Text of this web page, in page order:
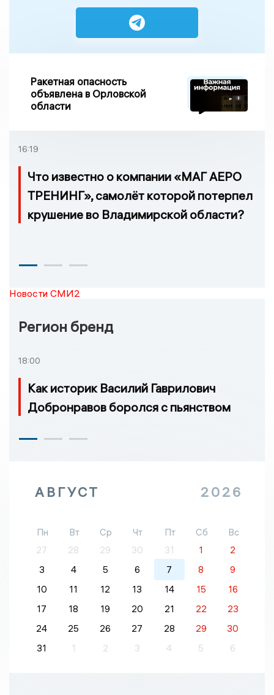
Ракетная опасность
объявлена в Орловской
области
16:19
Что известно о компании «МАГ АЕРО
ТРЕНИНГ», самолёт которой потерпел
крушение во Владимирской области?
Новости СМИ2
Регион бренд
18:00
Как историк Василий Гаврилович
Добронравов боролся с пьянством
АВГУСТ 2026
Пн Вт Ср Чт Пт Сб
Вс
27
28 29 30 31 1
2
3
4 5 6 7 8
9
10
11 12 13 14 15
16
17
18 19 20 21 22
23
24
25 26 27 28 29
30
31
1 2 3 4 5 6